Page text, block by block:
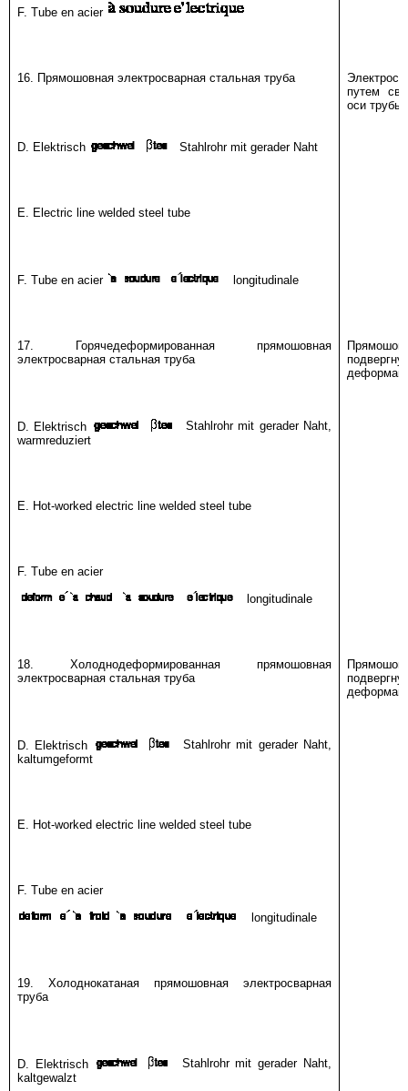
F. Tube en acier
16. Прямошовная электросварная стальная труба
путем
оси трубы
D. Elektrisch Stahlrohr mit gerader Naht
E. Electric line welded steel tube
F. Tube en acier longitudinale
17. Горячедеформированная прямошовная
электросварная стальная труба
D. Elektrisch
Stahlrohr mit gerader Naht,
warmreduziert
E. Hot-worked electric line welded steel tube
F. Tube en acier
longitudinale
18. Холоднодеформированная прямошовная
электросварная стальная труба
D. Elektrisch
Stahlrohr mit gerader Naht,
kaltumgeformt
E. Hot-worked electric line welded steel tube
F. Tube en acier
longitudinale
19. Холоднокатаная прямошовная электросварная
труба
D. Elektrisch
Stahlrohr mit gerader Naht,
kaltgewalzt